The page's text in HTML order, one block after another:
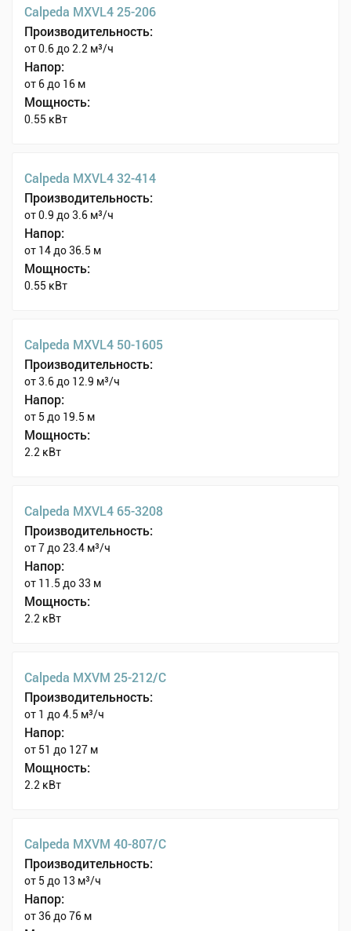
Calpeda MXVL4 25-206
Производительность:
от 0.6 до 2.2 м³/ч
Напор:
от 6 до 16 м
Мощность:
0.55 кВт
Calpeda MXVL4 32-414
Производительность:
от 0.9 до 3.6 м³/ч
Напор:
от 14 до 36.5 м
Мощность:
0.55 кВт
Calpeda MXVL4 50-1605
Производительность:
от 3.6 до 12.9 м³/ч
Напор:
от 5 до 19.5 м
Мощность:
2.2 кВт
Calpeda MXVL4 65-3208
Производительность:
от 7 до 23.4 м³/ч
Напор:
от 11.5 до 33 м
Мощность:
2.2 кВт
Calpeda MXVM 25-212/C
Производительность:
от 1 до 4.5 м³/ч
Напор:
от 51 до 127 м
Мощность:
2.2 кВт
Calpeda MXVM 40-807/C
Производительность:
от 5 до 13 м³/ч
Напор:
от 36 до 76 м